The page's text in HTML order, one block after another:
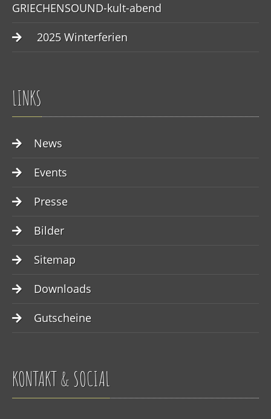
GRIECHENSOUND-kult-abend
2025 Winterferien
LINKS
News
Events
Presse
Bilder
Sitemap
Downloads
Gutscheine
KONTAKT & SOCIAL